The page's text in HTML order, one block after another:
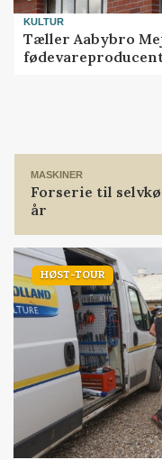
KULTUR
Tæller Aabybro
MASKINER
Forserie til
år
HØST-TOUR